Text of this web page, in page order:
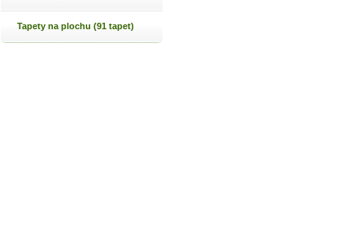
Tapety na plochu (91 tapet)